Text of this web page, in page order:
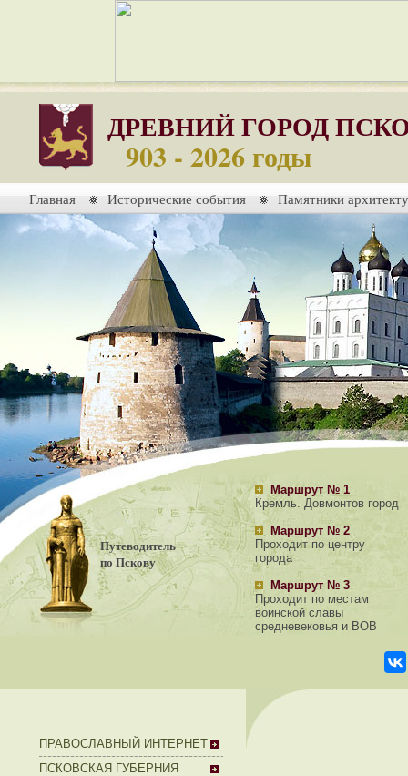
ДРЕВНИЙ ГОРОД
903 - 2026 годы
Главная Исторические события Памятники
Путеводитель
по Пскову
Маршрут № 1
Кремль. Довмонтов город
Маршрут № 2
Проходит по центру
города
Маршрут № 3
Проходит по местам
воинской славы
средневековья и ВОВ
ПРАВОСЛАВНЫЙ ИНТЕРНЕТ
ПСКОВСКАЯ ГУБЕРНИЯ